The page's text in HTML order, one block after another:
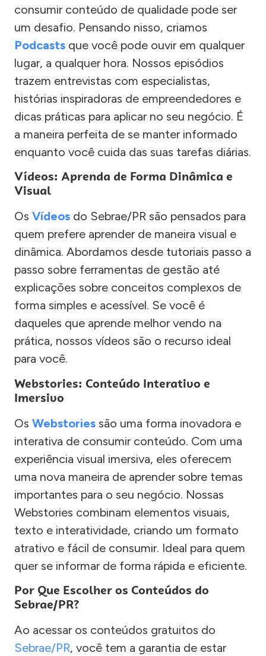
consumir conteúdo de qualidade pode ser
um desafio. Pensando nisso, criamos
Podcasts que você pode ouvir em qualquer
lugar, a qualquer hora. Nossos episódios
trazem entrevistas com especialistas,
histórias inspiradoras de empreendedores e
dicas práticas para aplicar no seu negócio. É
a maneira perfeita de se manter informado
enquanto você cuida das suas tarefas diárias.
Vídeos: Aprenda de Forma Dinâmica e
Visual
Os Vídeos do Sebrae/PR são pensados para
quem prefere aprender de maneira visual e
dinâmica. Abordamos desde tutoriais passo a
passo sobre ferramentas de gestão até
explicações sobre conceitos complexos de
forma simples e acessível. Se você é
daqueles que aprende melhor vendo na
prática, nossos vídeos são o recurso ideal
para você.
Webstories: Conteúdo Interativo e
Imersivo
Os Webstories são uma forma inovadora e
interativa de consumir conteúdo. Com uma
experiência visual imersiva, eles oferecem
uma nova maneira de aprender sobre temas
importantes para o seu negócio. Nossas
Webstories combinam elementos visuais,
texto e interatividade, criando um formato
atrativo e fácil de consumir. Ideal para quem
quer se informar de forma rápida e eficiente.
Por Que Escolher os Conteúdos do
Sebrae/PR?
Ao acessar os conteúdos gratuitos do
Sebrae/PR, você tem a garantia de estar